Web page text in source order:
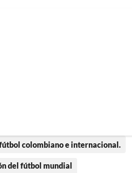
colombiano e internacional.
del fútbol mundial